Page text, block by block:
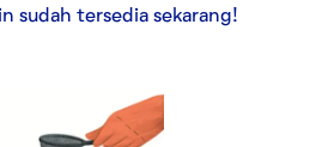
sudah tersedia sekarang!